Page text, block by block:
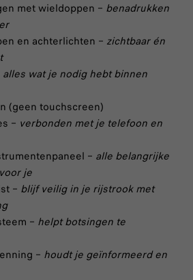
met wieldoppen – benadrukken
en achterlichten – zichtbaar én
alles wat je nodig hebt binnen
(geen touchscreen)
– verbonden met je telefoon en
– alle belangrijke
je
– blijf veilig in je rijstrook met
– helpt botsingen te
– houdt je geïnformeerd en